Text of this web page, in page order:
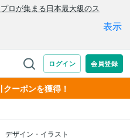
ーポンを獲得！
デザイン・イラスト